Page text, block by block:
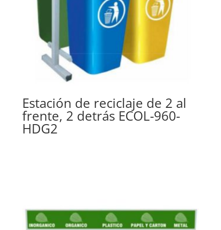
Estación de reciclaje de 2 al
frente, 2 detrás ECOL-960-
HDG2